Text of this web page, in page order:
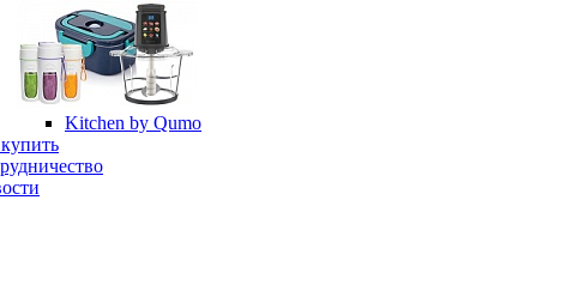
Kitchen by Qumo